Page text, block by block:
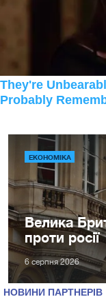
ЕКОНОМІКА
Велика
проти росії
6 серпня 2026